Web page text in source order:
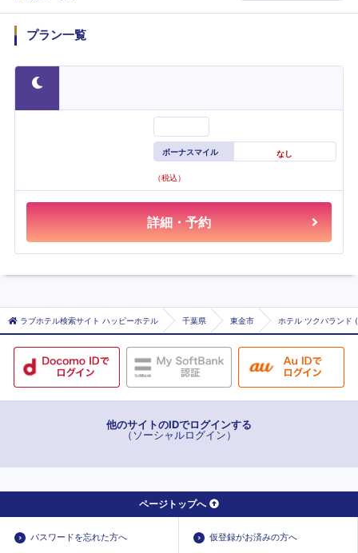
プラン一覧
ボーナスマイル なし
（税込）
詳細・予約
ラブホテル検索サイト ハッピーホテル 千葉県 東金市 ホテル ツクバランド
他のサイトのIDでログインする
（ソーシャルログイン）
ページトップへ
パスワードを忘れた方へ 仮登録がお済みの方へ